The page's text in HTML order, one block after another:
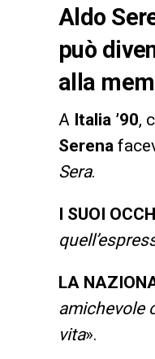
Aldo
può
alla
A Italia ’90,
Serena
Sera.
I SUOI
LA
amichevole
vita».